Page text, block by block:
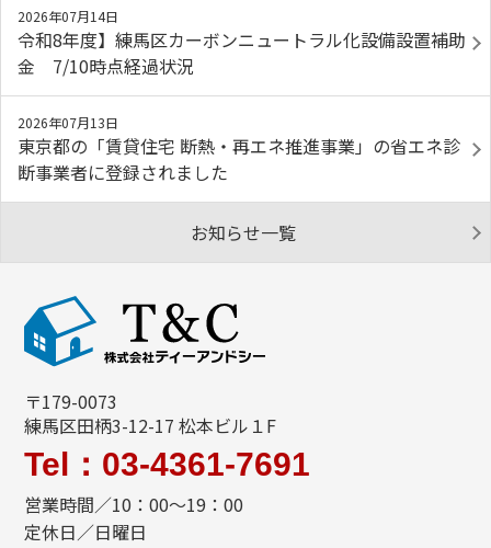
2026年07月14日
令和8年度】練馬区カーボンニュートラル化設備設置補助
金 7/10時点経過状況
2026年07月13日
東京都の「賃貸住宅 断熱・再エネ推進事業」の省エネ診
断事業者に登録されました
お知らせ一覧
〒179-0073
練馬区田柄3-12-17 松本ビル１F
Tel：03-4361-7691
営業時間／10：00～19：00
定休日／日曜日